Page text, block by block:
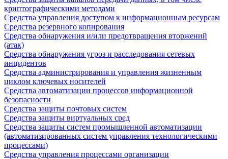
криптографическими методами
Средства управления доступом к информационным ресурсам
Средства резервного копирования
Средства обнаружения и/или предотвращения вторжений
(атак)
Средства обнаружения угроз и расследования сетевых
инцидентов
Средства администрирования и управления жизненным
циклом ключевых носителей
Средства автоматизации процессов информационной
безопасности
Средства защиты почтовых систем
Средства защиты виртуальных сред
Средства защиты систем промышленной автоматизации
(автоматизированных систем управления технологическими
процессами)
Средства управления процессами организации